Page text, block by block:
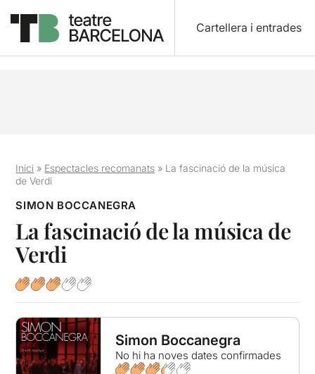
Cartellera i entrades
Inici » Espectacles recomanats » La fascinació de la música
de Verdi
SIMON BOCCANEGRA
La fascinació de la música de
Verdi
Simon Boccanegra
No hi ha noves dates confirmades